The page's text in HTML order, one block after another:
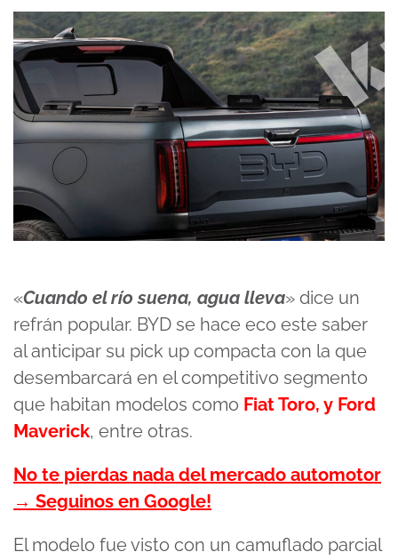
«Cuando el río suena, agua lleva» dice un
refrán popular. BYD se hace eco este saber
al anticipar su pick up compacta con la que
desembarcará en el competitivo segmento
que habitan modelos como Fiat Toro, y Ford
Maverick, entre otras.
No te pierdas nada del mercado automotor
→ Seguinos en Google!
El modelo fue visto con un camuflado parcial